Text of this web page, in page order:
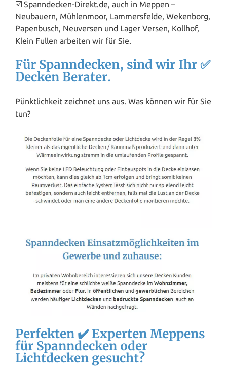
☑️ Spanndecken-Direkt.de, auch in Meppen –
Neubauern, Mühlenmoor, Lammersfelde, Wekenborg,
Papenbusch, Neuversen und Lager Versen, Kollhof,
Klein Fullen arbeiten wir für Sie.
Für Spanndecken, sind wir Ihr ✅
Decken Berater.
Pünktlichkeit zeichnet uns aus. Was können wir für Sie
tun?
Perfekten ✔️ Experten Meppens
für Spanndecken oder
Lichtdecken gesucht?